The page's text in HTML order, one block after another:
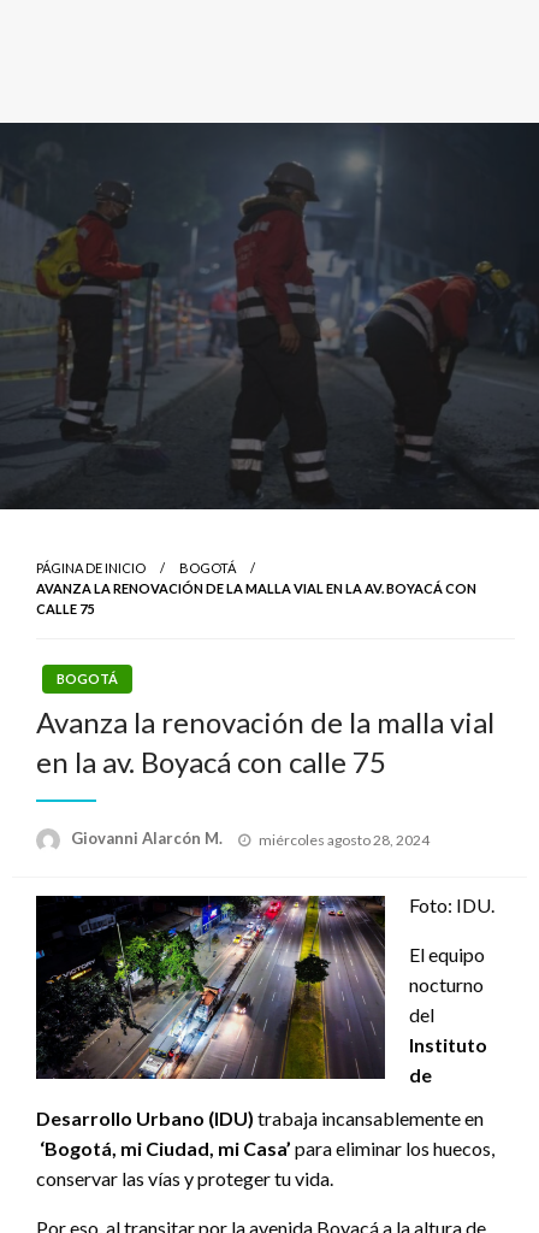
PÁGINA DE INICIO
BOGOTÁ
AVANZA LA RENOVACIÓN DE LA MALLA VIAL EN LA AV. BOYACÁ CON
CALLE 75
BOGOTÁ
Avanza la renovación de la malla vial
en la av. Boyacá con calle 75
Giovanni Alarcón M.
Publicado
miércoles agosto 28, 2024
Foto: IDU.
El equipo
nocturno
del
Instituto
de
Desarrollo Urbano (IDU) trabaja incansablemente en
‘Bogotá, mi Ciudad, mi Casa’ para eliminar los huecos,
conservar las vías y proteger tu vida.
Por eso, al transitar por la avenida Boyacá a la altura de